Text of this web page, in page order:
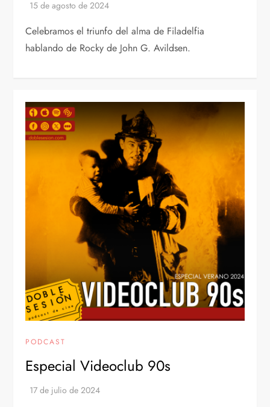
Celebramos el triunfo del alma de Filadelfia
hablando de Rocky de John G. Avildsen.
PODCAST
Especial Videoclub 90s